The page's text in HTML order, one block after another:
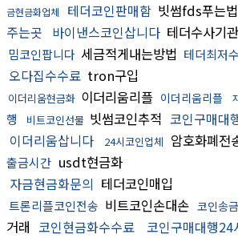
금현금화업체
테더코인판매함 빗썸fds푸는법
주는곳 바이낸스코인삽니다 테더수사기관
밈코인팝니다 세금적게내는방법 테더최저
오다집수수료 tron구입
이더리움현금화 이더리움리플 이더리움리플
행
비트코인선물 빗썸코인추적 코인구매대
이더리움삽니다
24시코인업체 암호화폐전
출금시간 usdt현금화
자금현금화문의 테더코인매입
트론리플코인전송 비트코인손대손 코인송
거래 코인현금화수수료 코인구매대행24